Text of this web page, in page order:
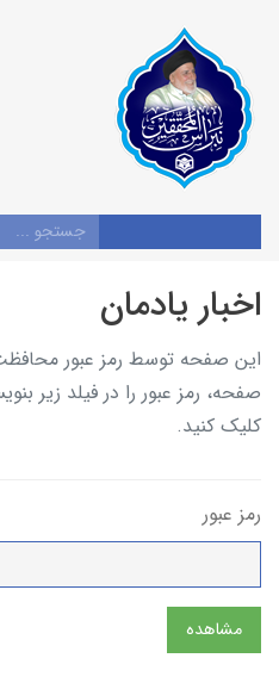
اخبار يادمان
این صفحه توسط رمز عبور
صفحه، رمز عبور را در فیلد زیر
کلیک کنید.
رمز عبور
مشاهده